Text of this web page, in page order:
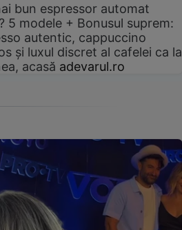
bun espressor automat
5 modele + Bonusul suprem:
autentic, cappuccino
și luxul discret al cafelei ca la
acasă adevarul.ro